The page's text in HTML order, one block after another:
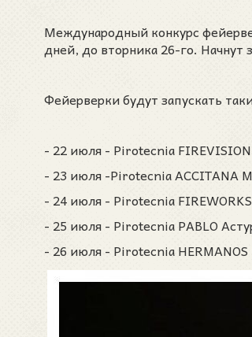
Международный конкурс
дней, до вторника 26-го. Начнут
Фейерверки будут запускать
- 22 июля - Pirotecnia
- 23 июля -Pirotecnia ACCITANA
- 24 июля - Pirotecnia
- 25 июля - Pirotecnia PABLO
- 26 июля - Pirotecnia